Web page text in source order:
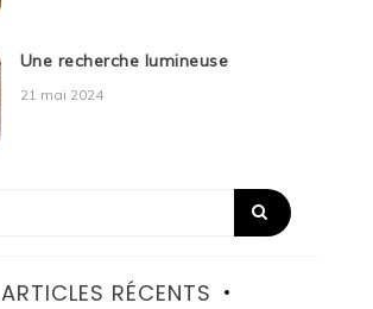
Une recherche lumineuse
21 mai 2024
ARTICLES RÉCENTS